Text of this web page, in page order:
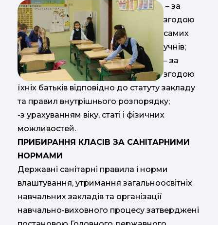
– за
згодою
самих
учнів;
– за
згодою
їхніх батьків відповідно до статуту закладу
та правил внутрішнього розпорядку;
-з урахуванням віку, статі і фізичних
можливостей.
ПРИБИРАННЯ КЛАСІВ ЗА САНІТАРНИМИ
НОРМАМИ
Державні санітарні правила і норми
влаштування, утримання загальноосвітніх
навчальних закладів та організації
навчально-виховного процесу затверджені